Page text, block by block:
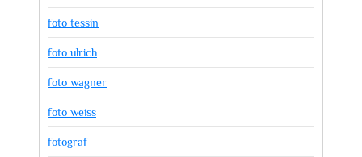
foto tessin
foto ulrich
foto wagner
foto weiss
fotograf